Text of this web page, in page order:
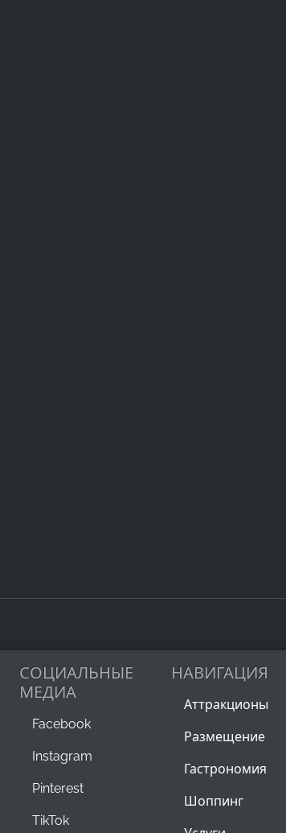
СОЦИАЛЬНЫЕ
МЕДИА
Facebook
Instagram
Pinterest
TikTok
НАВИГАЦИЯ
Аттракционы
Размещение
Гастрономия
Шоппинг